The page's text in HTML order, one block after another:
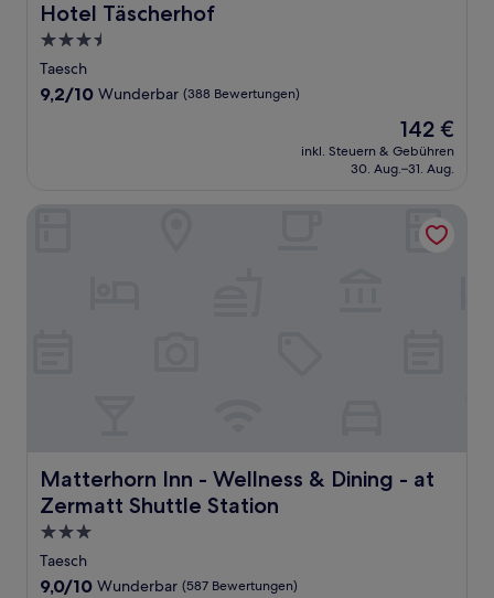
Hotel Täscherhof
Hotel Täscherhof
3.5-
Sterne-
Unterkunft
Taesch
9.2
9,2/10 Wunderbar (388 Bewertungen)
Der
Preis
beträgt
142 €
inkl. Steuern & Gebühren
30. Aug.–31. Aug.
Matterhorn Inn - Wellness & Dining - at
Zermatt Shuttle Station
Matterhorn Inn - Wellness & Dining - at Zermatt Shuttle
3.0-
Sterne-
Unterkunft
Taesch
9.0
9,0/10 Wunderbar (587 Bewertungen)
Matterhorn Inn - Wellness & Dining - at Zermatt Shuttle